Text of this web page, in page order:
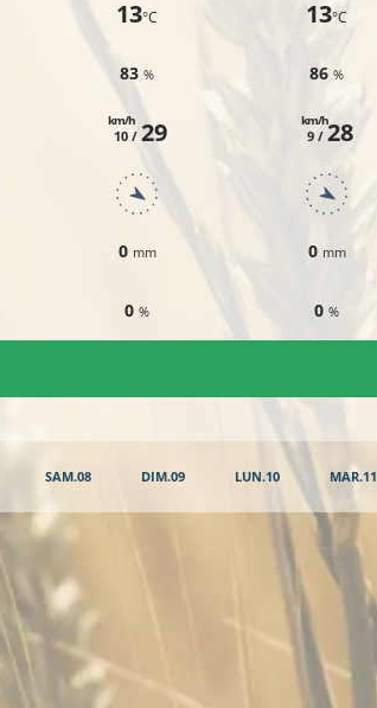
13°C
83%
10 /
km/h 29
0 mm
0%
13°C
86%
9 /
km/h28
0 mm
0%
SAM.08 DIM.09 LUN.10 MAR.11